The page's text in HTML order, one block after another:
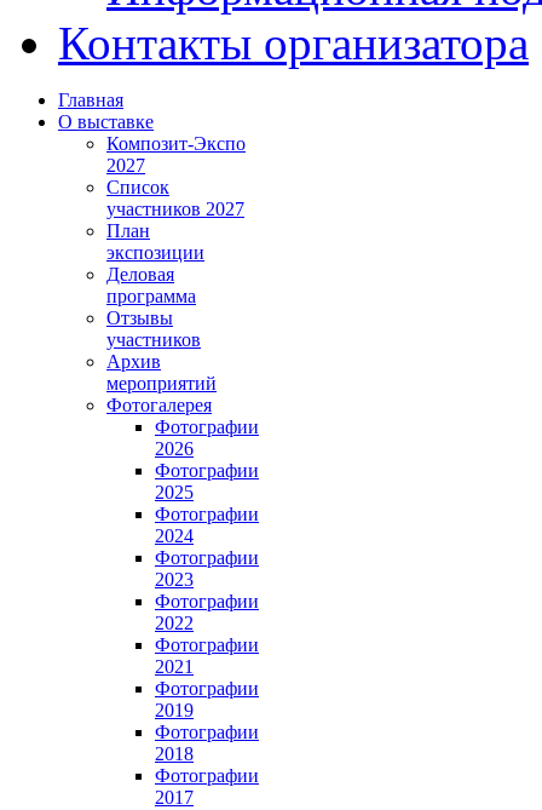
Контакты организатора
Главная
О выставке
Композит-Экспо
2027
Список
участников 2027
План
экспозиции
Деловая
программа
Отзывы
участников
Архив
мероприятий
Фотогалерея
Фотографии
2026
Фотографии
2025
Фотографии
2024
Фотографии
2023
Фотографии
2022
Фотографии
2021
Фотографии
2019
Фотографии
2018
Фотографии
2017